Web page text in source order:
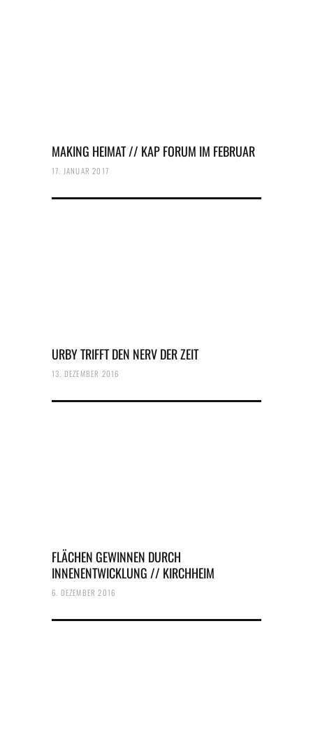
MAKING HEIMAT // KAP FORUM IM FEBRUAR
17. JANUAR 2017
URBY TRIFFT DEN NERV DER ZEIT
13. DEZEMBER 2016
FLÄCHEN GEWINNEN DURCH
INNENENTWICKLUNG // KIRCHHEIM
6. DEZEMBER 2016